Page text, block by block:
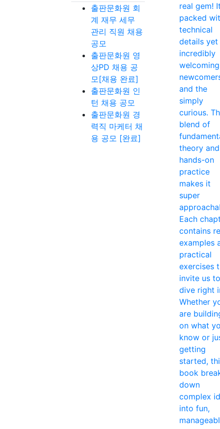
출판문화원 회
계 재무 세무
관리 직원 채용
공모
출판문화원 영
상PD 채용 공
모[채용 완료]
출판문화원 인
턴 채용 공모
출판문화원 경
력직 마케터 채
용 공모 [완료]
real gem!
packed
technical
details yet
incredibly
and the
simply
curious.
blend of
theory and
hands-on
practice
makes it
super
Each
contains
examples
practical
exercises
invite us to
dive right
Whether
are
on what
know or
getting
started,
book
down
complex
into fun,